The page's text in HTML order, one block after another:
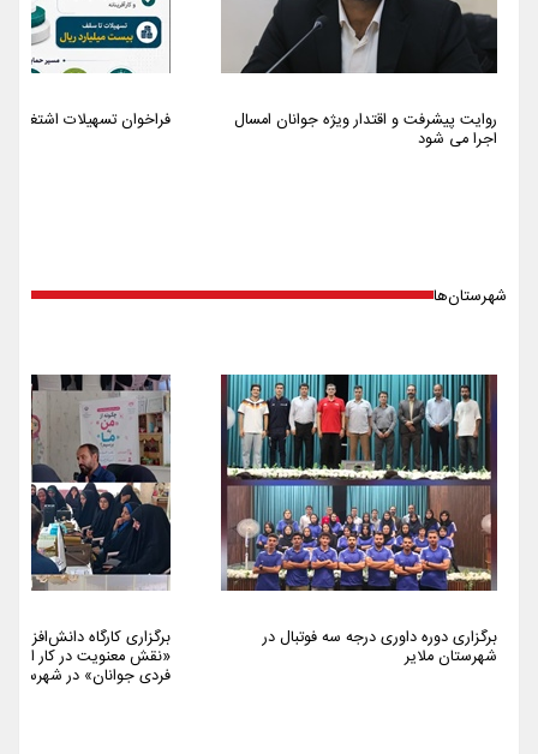
روایت پیشرفت و اقتدار ویژه جوانان امسال
اجرا می شود
فراخوان تسهیلات اشتغالزایی
شهرستان‌ها
برگزاری دوره داوری درجه سه فوتبال در
شهرستان ملایر
برگزاری کارگاه
«نقش معنویت در کار
فردی جوانان» در شهرستان